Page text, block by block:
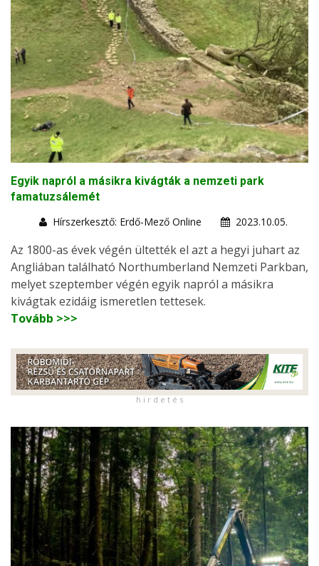
Egyik napról a másikra kivágták a nemzeti park
famatuzsálemét
Hírszerkesztő: Erdő-Mező Online
2023.10.05.
Az 1800-as évek végén ültették el azt a hegyi juhart az
Angliában található Northumberland Nemzeti Parkban,
melyet szeptember végén egyik napról a másikra
kivágtak ezidáig ismeretlen tettesek.
Tovább >>>
h i r d e t é s